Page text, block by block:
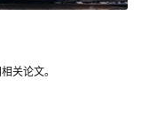
关论文。